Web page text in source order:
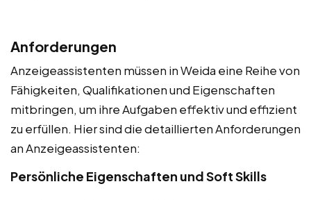
Anforderungen
Anzeigeassistenten müssen in Weida eine Reihe von
Fähigkeiten, Qualifikationen und Eigenschaften
mitbringen, um ihre Aufgaben effektiv und effizient
zu erfüllen. Hier sind die detaillierten Anforderungen
an Anzeigeassistenten:
Persönliche Eigenschaften und Soft Skills